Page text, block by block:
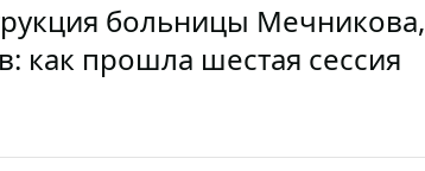
больницы Мечникова,
как прошла шестая сессия